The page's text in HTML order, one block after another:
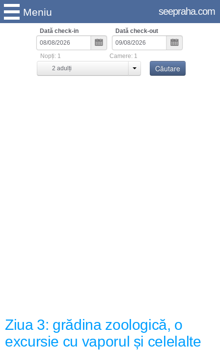
Meniu seepraha.com
Dată check-in Dată check-out
2 adulți
Nopți: 1 Camere: 1
Căutare
Ziua 3: grădina zoologică, o
excursie cu vaporul și celelalte